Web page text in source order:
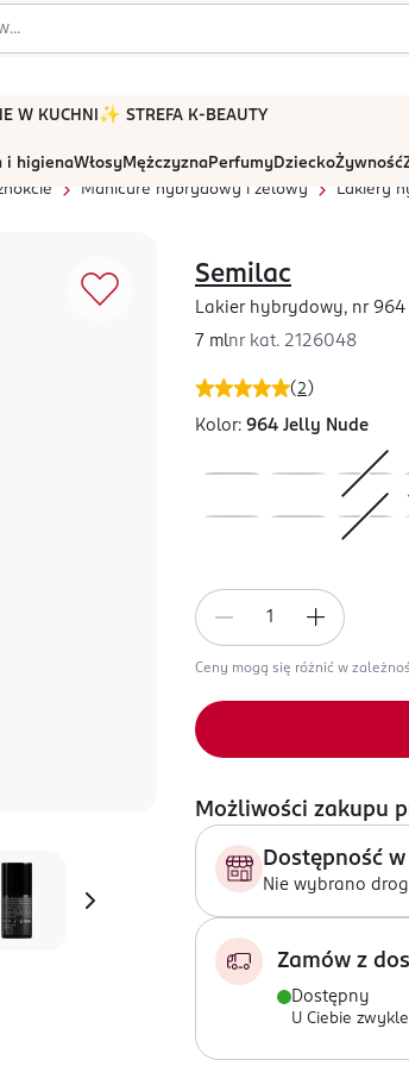
W KUCHNI ✨ STREFA K-BEAUTY
i higienaWłosyMężczyznaPerfumyDzieckoŻywność
Manicure hybrydowy i żelowy Lakiery
(2 )
Semilac
Lakier hybrydowy, nr 964
7 mlnr kat. 2126048
Kolor: 964 Jelly Nude
Ceny mogą się różnić w
Możliwości zakupu
Dostępność
Nie wybrano
Zamów z
Dostępny
U Ciebie